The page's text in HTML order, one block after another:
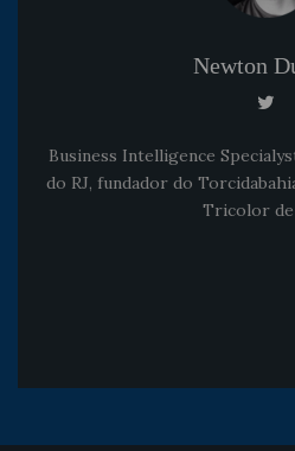
Newton
Business Intelligence
do RJ, fundador do
Tricolor de